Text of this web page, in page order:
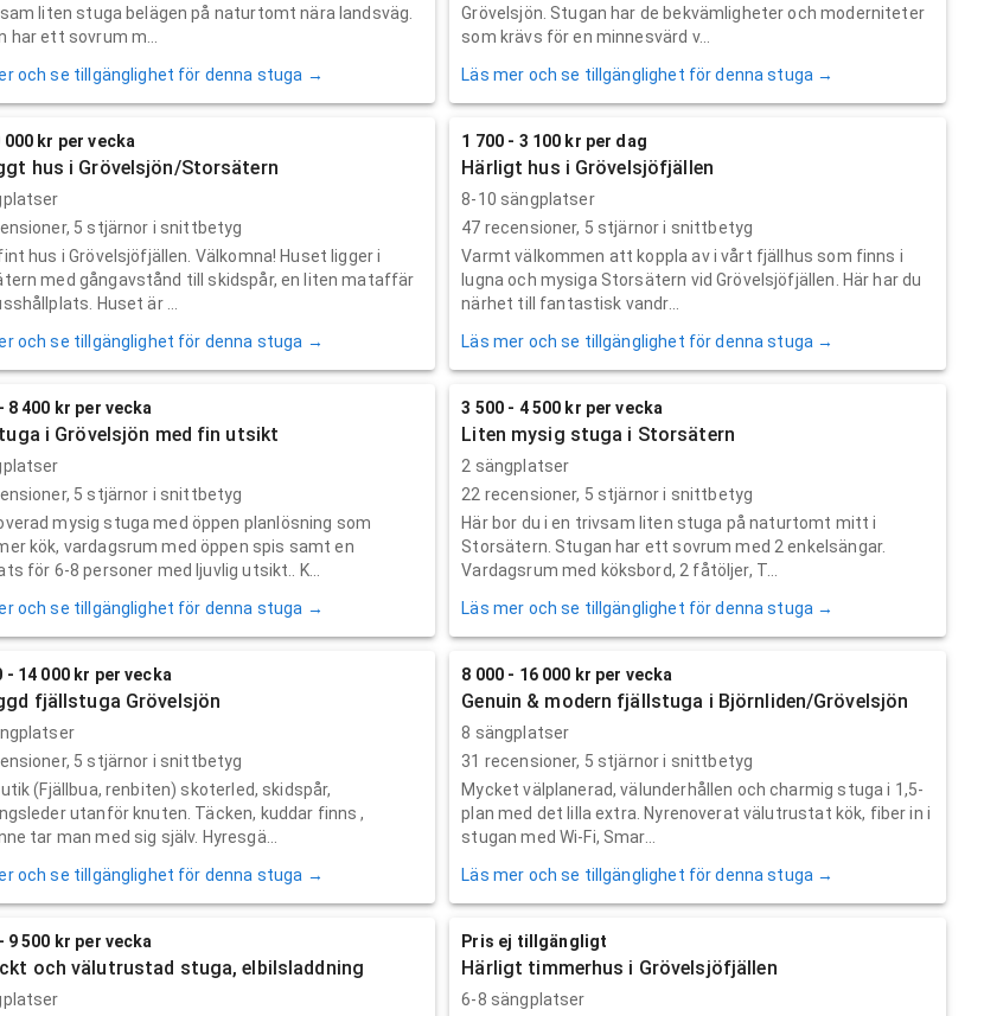
liten stuga belägen på naturtomt nära landsväg.
har ett sovrum m...
och se tillgänglighet för denna stuga →
Grövelsjön. Stugan har de bekvämligheter och moderniteter
som krävs för en minnesvärd v...
Läs mer och se tillgänglighet för denna stuga →
000 kr per vecka
hus i Grövelsjön/Storsätern
5 stjärnor i snittbetyg
hus i Grövelsjöfjällen. Välkomna! Huset ligger i
med gångavstånd till skidspår, en liten mataffär
Huset är ...
och se tillgänglighet för denna stuga →
1 700 - 3 100 kr per dag
Härligt hus i Grövelsjöfjällen
8-10 sängplatser
47 recensioner, 5 stjärnor i snittbetyg
Varmt välkommen att koppla av i vårt fjällhus som finns i
lugna och mysiga Storsätern vid Grövelsjöfjällen. Här har du
närhet till fantastisk vandr...
Läs mer och se tillgänglighet för denna stuga →
8 400 kr per vecka
i Grövelsjön med fin utsikt
5 stjärnor i snittbetyg
mysig stuga med öppen planlösning som
kök, vardagsrum med öppen spis samt en
för 6-8 personer med ljuvlig utsikt.. K...
och se tillgänglighet för denna stuga →
3 500 - 4 500 kr per vecka
Liten mysig stuga i Storsätern
2 sängplatser
22 recensioner, 5 stjärnor i snittbetyg
Här bor du i en trivsam liten stuga på naturtomt mitt i
Storsätern. Stugan har ett sovrum med 2 enkelsängar.
Vardagsrum med köksbord, 2 fåtöljer, T...
Läs mer och se tillgänglighet för denna stuga →
- 14 000 kr per vecka
fjällstuga Grövelsjön
5 stjärnor i snittbetyg
(Fjällbua, renbiten) skoterled, skidspår,
utanför knuten. Täcken, kuddar finns ,
tar man med sig själv. Hyresgä...
och se tillgänglighet för denna stuga →
8 000 - 16 000 kr per vecka
Genuin & modern fjällstuga i Björnliden/Grövelsjön
8 sängplatser
31 recensioner, 5 stjärnor i snittbetyg
Mycket välplanerad, välunderhållen och charmig stuga i 1,5-
plan med det lilla extra. Nyrenoverat välutrustat kök, fiber in i
stugan med Wi-Fi, Smar...
Läs mer och se tillgänglighet för denna stuga →
9 500 kr per vecka
och välutrustad stuga, elbilsladdning
Pris ej tillgängligt
Härligt timmerhus i Grövelsjöfjällen
6-8 sängplatser